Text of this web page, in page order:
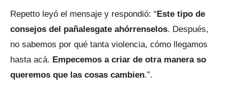
Repetto leyó el mensaje y respondió: “Este tipo de
consejos del pañalesgate ahórrenselos. Después,
no sabemos por qué tanta violencia, cómo llegamos
hasta acá. Empecemos a criar de otra manera so
queremos que las cosas cambien.”.